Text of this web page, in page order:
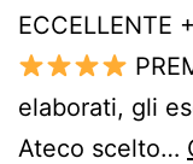
ECCELLENTE
elaborati, gli
Ateco scelto…